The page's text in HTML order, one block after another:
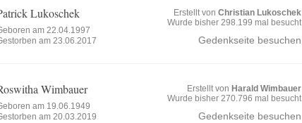
Lukoschek
am 22.04.1997
am 23.06.2017
Erstellt von Christian Lukoschek
Wurde bisher 298.199 mal besucht
Gedenkseite besuchen
Wimbauer
am 19.06.1949
am 20.03.2019
Erstellt von Harald Wimbauer
Wurde bisher 270.796 mal besucht
Gedenkseite besuchen